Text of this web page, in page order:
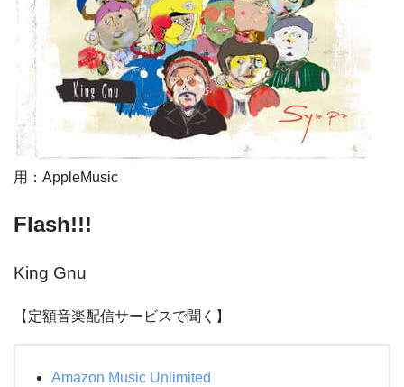
用：AppleMusic
Flash!!!
King Gnu
【定額音楽配信サービスで聞く】
Amazon Music Unlimited